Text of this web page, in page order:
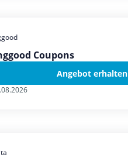
Coupons
Angebot erhalten